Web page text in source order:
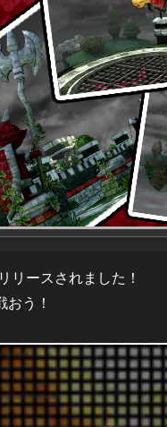
リースされました！
う！